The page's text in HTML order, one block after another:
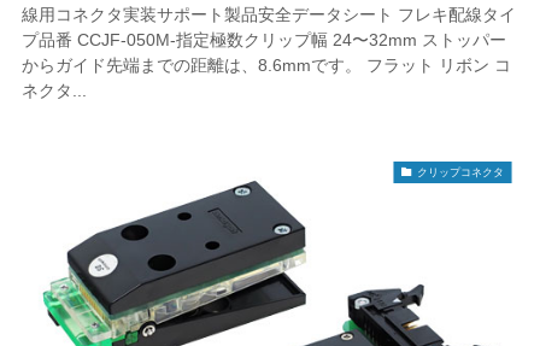
線用コネクタ実装サポート製品安全データシート フレキ配線タイ
プ品番 CCJF-050M-指定極数クリップ幅 24〜32mm ストッパー
からガイド先端までの距離は、8.6mmです。 フラット リボン コ
ネクタ...
クリップコネクタ